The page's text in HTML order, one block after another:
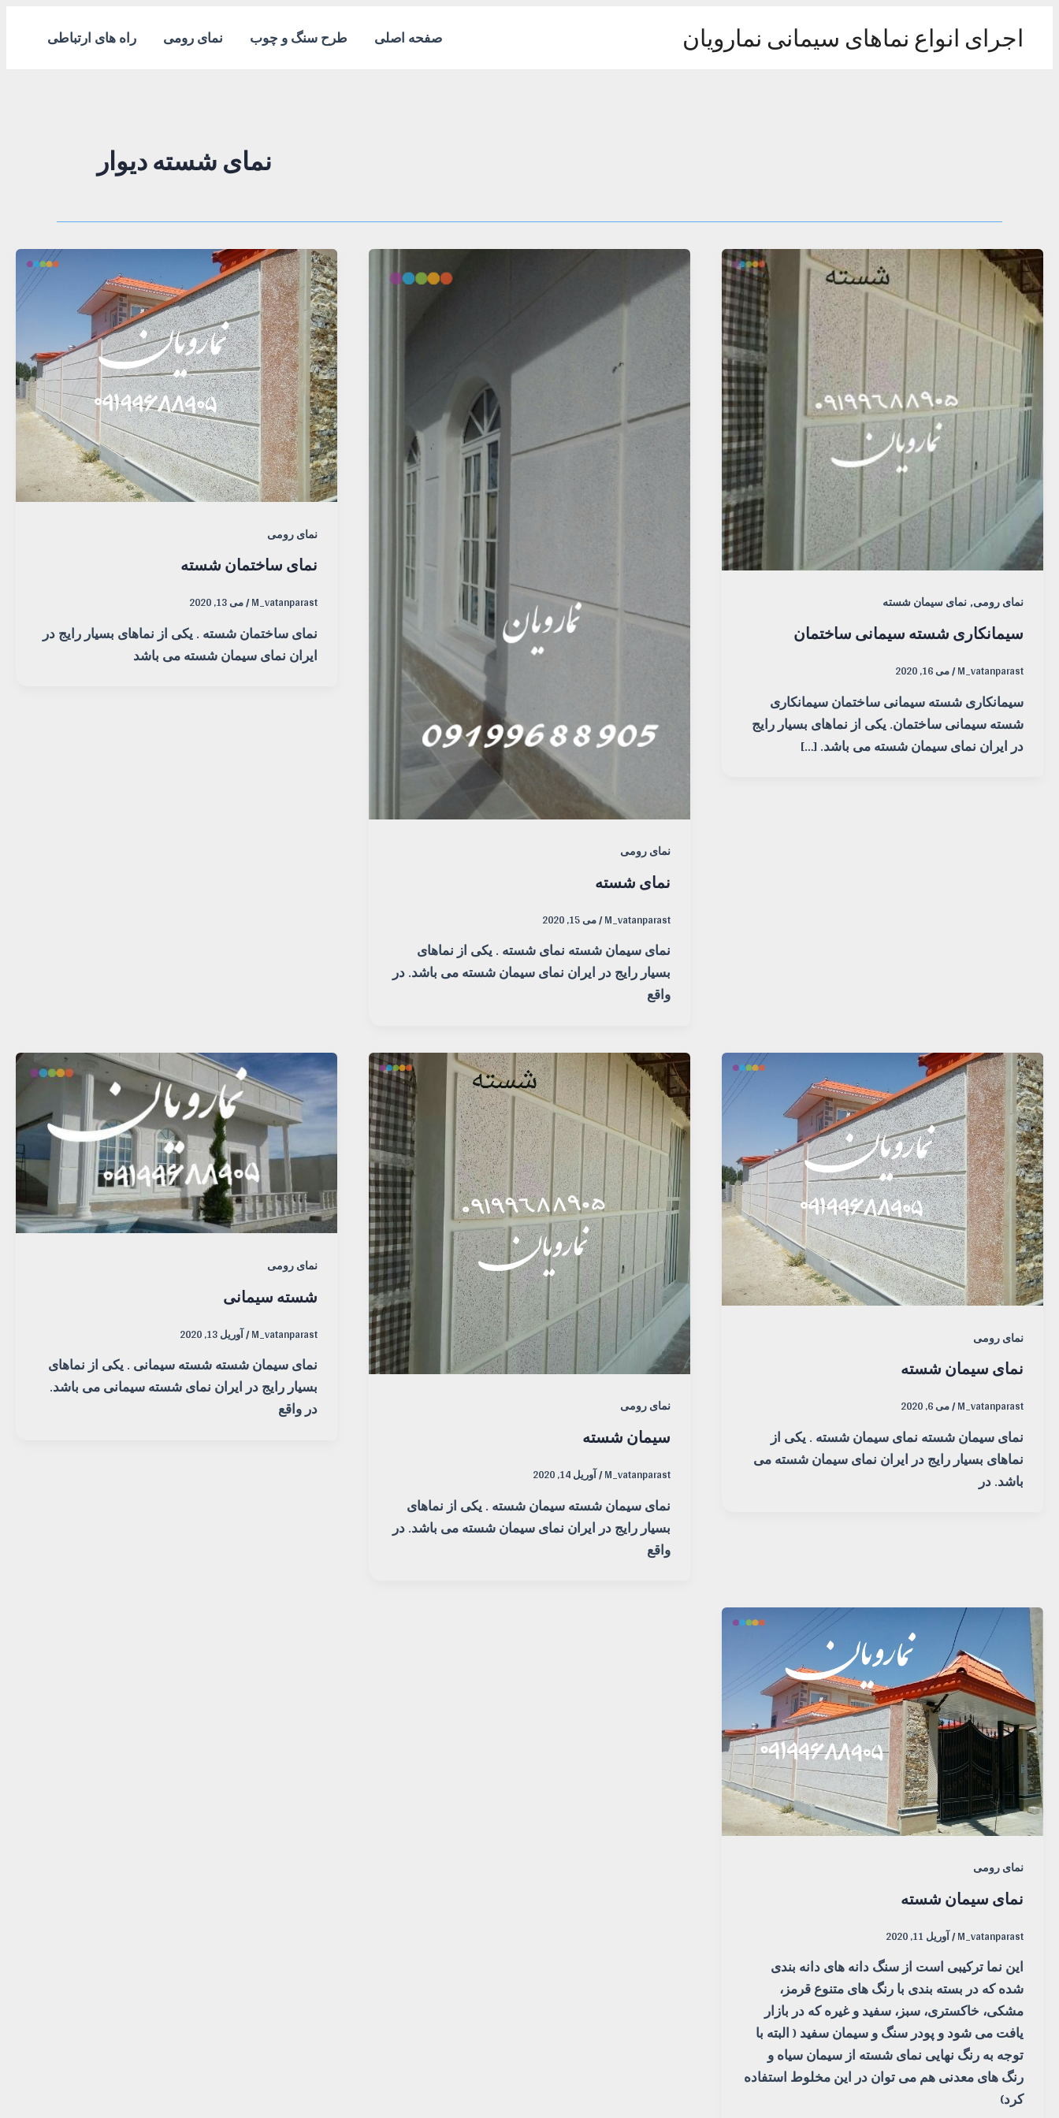
اجرای انواع نماهای سیمانی نمارویان صفحه اصلی طرح سنگ و چوب نمای رومی راه های ارتباطی
نمای شسته دیوار
نمای رومی,نمای سیمان شسته
سیمانکاری شسته سیمانی ساختمان
M_vatanparast
/می 16, 2020
سیمانکاری شسته سیمانی ساختمان سیمانکاری
شسته سیمانی ساختمان. یکی از نماهای بسیار رایج
در ایران نمای سیمان شسته می باشد. […]
نمای رومی
نمای شسته
M_vatanparast
/می 15, 2020
نمای سیمان شسته نمای شسته . یکی از نماهای
بسیار رایج در ایران نمای سیمان شسته می باشد. در
واقع
نمای رومی
نمای ساختمان شسته
M_vatanparast
/می 13, 2020
نمای ساختمان شسته . یکی از نماهای بسیار رایج در
ایران نمای سیمان شسته می باشد
نمای رومی
نمای سیمان شسته
M_vatanparast
/می 6, 2020
نمای سیمان شسته نمای سیمان شسته . یکی از
نماهای بسیار رایج در ایران نمای سیمان شسته می
باشد. در
نمای رومی
سیمان شسته
M_vatanparast
/آوریل 14, 2020
نمای سیمان شسته سیمان شسته . یکی از نماهای
بسیار رایج در ایران نمای سیمان شسته می باشد. در
واقع
نمای رومی
شسته سیمانی
M_vatanparast
/آوریل 13, 2020
نمای سیمان شسته شسته سیمانی . یکی از نماهای
بسیار رایج در ایران نمای شسته سیمانی می باشد.
در واقع
نمای رومی
نمای سیمان شسته
M_vatanparast
/آوریل 11, 2020
این نما ترکیبی است از سنگ دانه های دانه بندی
شده که در بسته بندی با رنگ های متنوع قرمز،
مشکی، خاکستری، سبز، سفید و غیره که در بازار
یافت می شود و پودر سنگ و سیمان سفید ( البته با
توجه به رنگ نهایی نمای شسته از سیمان سیاه و
رنگ های معدنی هم می توان در این مخلوط استفاده
کرد)